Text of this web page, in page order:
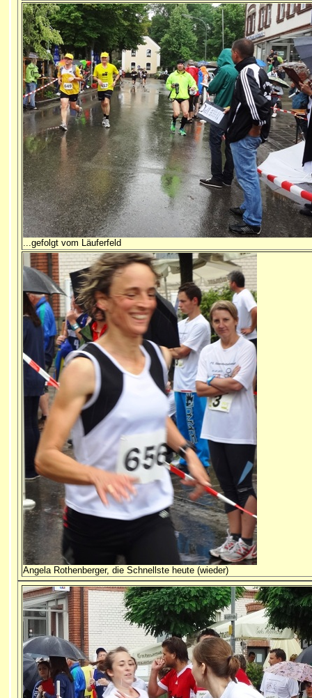
...gefolgt vom Läuferfeld
Angela Rothenberger, die Schnellste heute (wieder)